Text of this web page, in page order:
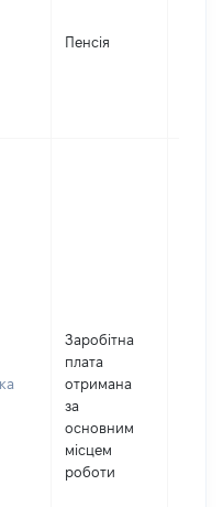
Пенсія
Заробітна
плата
отримана
за
основним
місцем
роботи